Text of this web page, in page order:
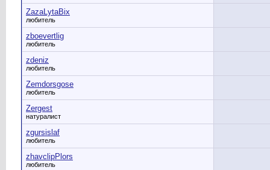
ZazaLytaBix
любитель
zboevertlig
любитель
zdeniz
любитель
Zemdorsgose
любитель
Zergest
натуралист
zgursislaf
любитель
zhavclipPlors
любитель